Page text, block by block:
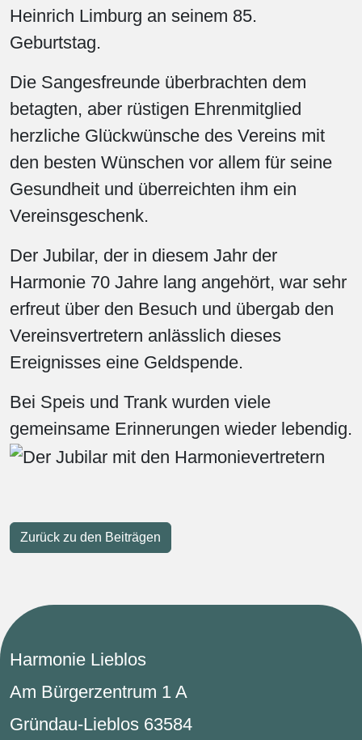
Heinrich Limburg an seinem 85.
Geburtstag.
Die Sangesfreunde überbrachten dem
betagten, aber rüstigen Ehrenmitglied
herzliche Glückwünsche des Vereins mit
den besten Wünschen vor allem für seine
Gesundheit und überreichten ihm ein
Vereinsgeschenk.
Der Jubilar, der in diesem Jahr der
Harmonie 70 Jahre lang angehört, war sehr
erfreut über den Besuch und übergab den
Vereinsvertretern anlässlich dieses
Ereignisses eine Geldspende.
Bei Speis und Trank wurden viele
gemeinsame Erinnerungen wieder lebendig.
Zurück zu den Beiträgen
Harmonie Lieblos
Am Bürgerzentrum 1 A
Gründau-Lieblos 63584